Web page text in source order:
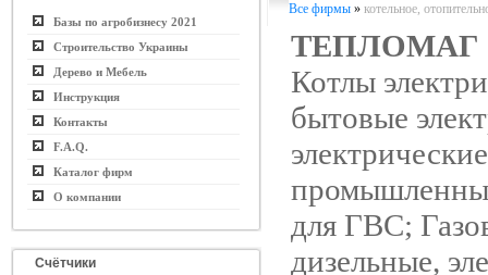
Базы по агробизнесу 2021
Строительство Украины
Дерево и Мебель
Инструкция
Контакты
F.A.Q.
Каталог фирм
О компании
Счётчики
Все фирмы » котельное,
ТЕПЛОМАГ
Котлы
бытовые
электрические
для ГВС;
дизельные,